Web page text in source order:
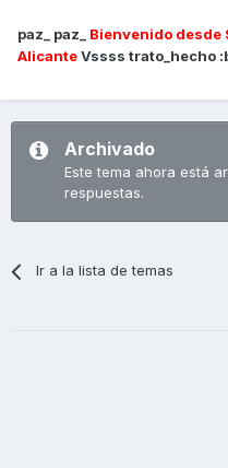
paz_ paz_ Bienvenido desde
AlicanteVssss trato_hecho
Archivado
Este tema ahora está
respuestas.
Ir a la lista de temas